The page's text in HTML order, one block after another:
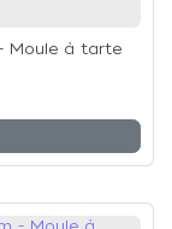
Moule à tarte